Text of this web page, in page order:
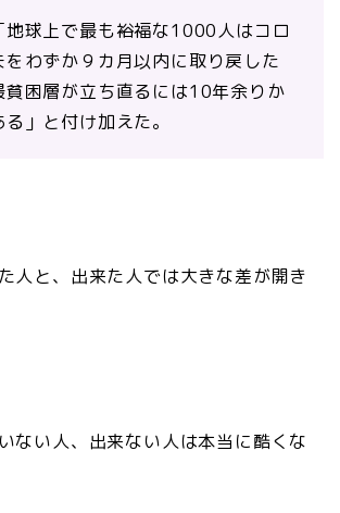
地球上で最も裕福な1000人はコロ
をわずか９カ月以内に取り戻した
貧困層が立ち直るには10年余りか
」と付け加えた。
人と、出来た人では大きな差が開き
ない人、出来ない人は本当に酷くな